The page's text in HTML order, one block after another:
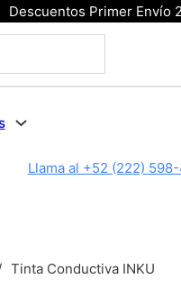
Descuentos Primer Envío
Llama al +52 (222)
Tinta Conductiva INKU